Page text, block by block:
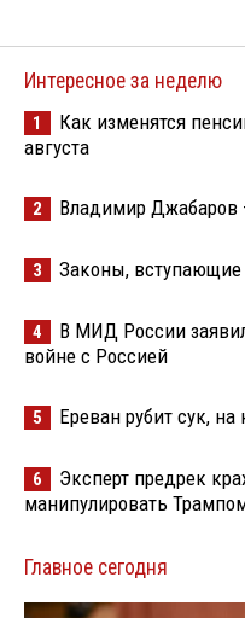
Интересное за неделю
1
Как изменятся
августа
2 Владимир Джабаров
3 Законы, вступающие
4
В МИД России
войне с Россией
5 Ереван рубит сук,
6
Эксперт предрек
манипулировать
Главное сегодня